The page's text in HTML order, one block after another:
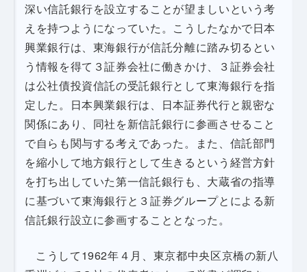
深い信託銀行を設立することが望ましいという考
えを持つようになっていた。こうしたなかで日本
興業銀行は、東海銀行が信託分離に踏み切るとい
う情報を得て３証券会社に働きかけ、３証券会社
は公社債投資信託の受託銀行として東海銀行を指
定した。日本興業銀行は、日本証券代行と親密な
関係にあり、同社を新信託銀行に参画させること
で自らも関与する考えであった。また、信託部門
を縮小して地方銀行として生きるという経営方針
を打ち出していた第一信託銀行も、大蔵省の指導
に基づいて東海銀行と３証券グループとによる新
信託銀行設立に参画することとなった。
こうして1962年４月、東京都中央区京橋の新八